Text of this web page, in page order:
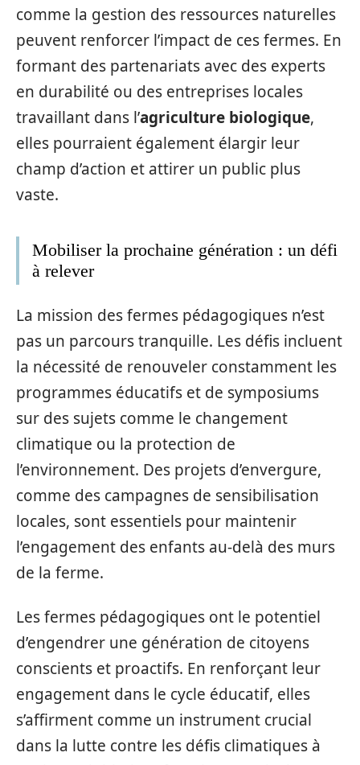
comme la gestion des ressources naturelles
peuvent renforcer l’impact de ces fermes. En
formant des partenariats avec des experts
en durabilité ou des entreprises locales
travaillant dans l’agriculture biologique,
elles pourraient également élargir leur
champ d’action et attirer un public plus
vaste.
Mobiliser la prochaine génération : un défi
à relever
La mission des fermes pédagogiques n’est
pas un parcours tranquille. Les défis incluent
la nécessité de renouveler constamment les
programmes éducatifs et de symposiums
sur des sujets comme le changement
climatique ou la protection de
l’environnement. Des projets d’envergure,
comme des campagnes de sensibilisation
locales, sont essentiels pour maintenir
l’engagement des enfants au-delà des murs
de la ferme.
Les fermes pédagogiques ont le potentiel
d’engendrer une génération de citoyens
conscients et proactifs. En renforçant leur
engagement dans le cycle éducatif, elles
s’affirment comme un instrument crucial
dans la lutte contre les défis climatiques à